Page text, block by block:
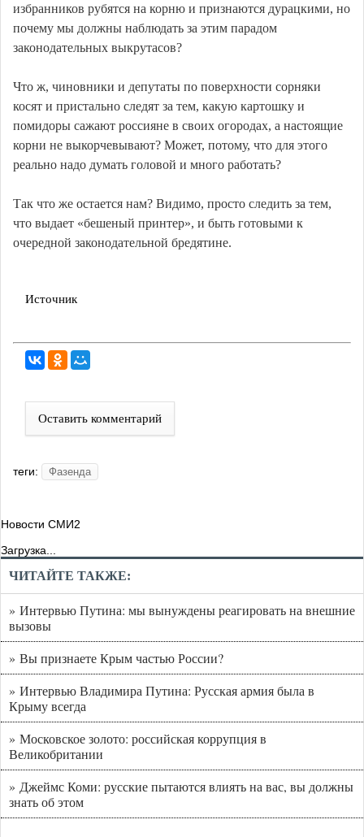
избранников рубятся на корню и признаются дурацкими, но
почему мы должны наблюдать за этим парадом
законодательных выкрутасов?
Что ж, чиновники и депутаты по поверхности сорняки
косят и пристально следят за тем, какую картошку и
помидоры сажают россияне в своих огородах, а настоящие
корни не выкорчевывают? Может, потому, что для этого
реально надо думать головой и много работать?
Так что же остается нам? Видимо, просто следить за тем,
что выдает «бешеный принтер», и быть готовыми к
очередной законодательной бредятине.
Источник
Оставить комментарий
теги: Фазенда
Новости СМИ2
Загрузка...
ЧИТАЙТЕ ТАКЖЕ:
» Интервью Путина: мы вынуждены реагировать на внешние
вызовы
» Вы признаете Крым частью России?
» Интервью Владимира Путина: Русская армия была в
Крыму всегда
» Московское золото: российская коррупция в
Великобритании
» Джеймс Коми: русские пытаются влиять на вас, вы должны
знать об этом